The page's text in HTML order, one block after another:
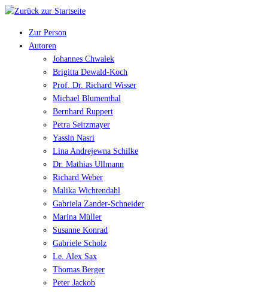
Zur Person
Autoren
Johannes Chwalek
Brigitta Dewald-Koch
Prof. Dr. Richard Wisser
Michael Blumenthal
Bernhard Ruppert
Petra Seitzmayer
Yassin Nasri
Lina Andrejewna Schilke
Dr. Mathias Ullmann
Richard Weber
Malika Wichtendahl
Gabriela Zander-Schneider
Marina Müller
Susanne Konrad
Gabriele Scholz
Le. Alex Sax
Thomas Berger
Peter Jackob